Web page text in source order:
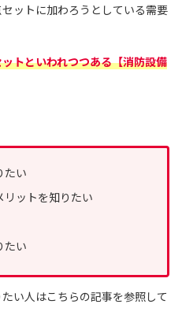
ットに加わろうとしている需要
トといわれつつある【消防設備
たい
ットを知りたい
たい
い人はこちらの記事を参照して